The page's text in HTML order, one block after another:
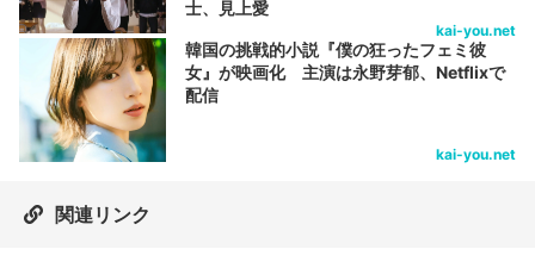
士、見上愛
kai-you.net
韓国の挑戦的小説『僕の狂ったフェミ彼
女』が映画化 主演は永野芽郁、Netflixで
配信
kai-you.net
関連リンク